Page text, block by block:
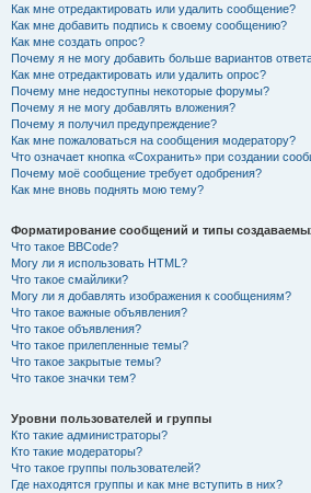
Как мне отредактировать или удалить сообщение?
Как мне добавить подпись к своему сообщению?
Как мне создать опрос?
Почему я не могу добавить больше вариантов
Как мне отредактировать или удалить опрос?
Почему мне недоступны некоторые форумы?
Почему я не могу добавлять вложения?
Почему я получил предупреждение?
Как мне пожаловаться на сообщения модератору?
Что означает кнопка «Сохранить» при создании
Почему моё сообщение требует одобрения?
Как мне вновь поднять мою тему?
Форматирование сообщений и типы
Что такое BBCode?
Могу ли я использовать HTML?
Что такое смайлики?
Могу ли я добавлять изображения к сообщениям?
Что такое важные объявления?
Что такое объявления?
Что такое прилепленные темы?
Что такое закрытые темы?
Что такое значки тем?
Уровни пользователей и группы
Кто такие администраторы?
Кто такие модераторы?
Что такое группы пользователей?
Где находятся группы и как мне вступить в них?